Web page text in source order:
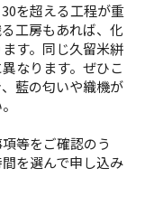
を超える工程が重
工房もあれば、化
す。同じ久留米絣
なります。ぜひこ
藍の匂いや織機が
等をご確認のう
を選んで申し込み